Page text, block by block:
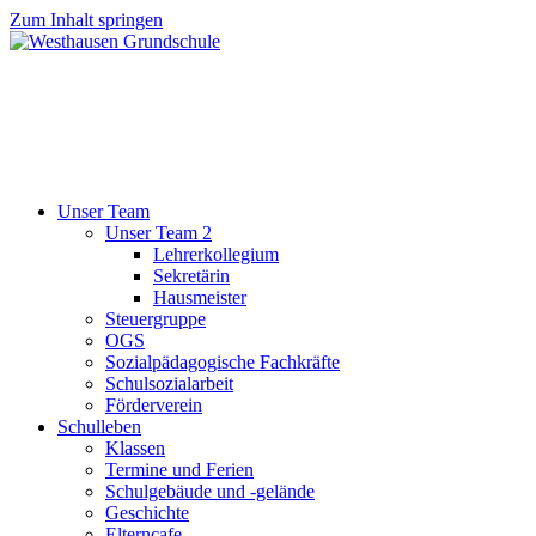
Zum Inhalt springen
Unser Team
Unser Team 2
Lehrerkollegium
Sekretärin
Hausmeister
Steuergruppe
OGS
Sozialpädagogische Fachkräfte
Schulsozialarbeit
Förderverein
Schulleben
Klassen
Termine und Ferien
Schulgebäude und -gelände
Geschichte